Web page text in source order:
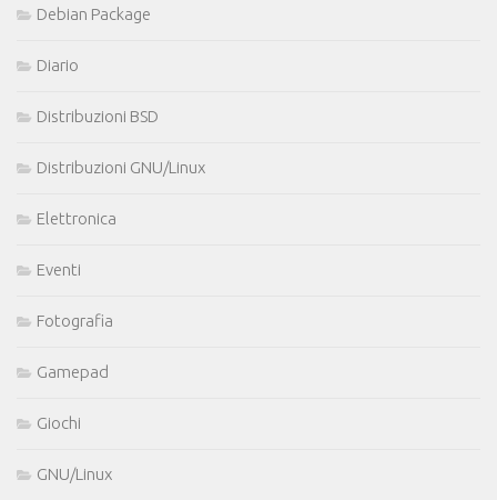
Debian Package
Diario
Distribuzioni BSD
Distribuzioni GNU/Linux
Elettronica
Eventi
Fotografia
Gamepad
Giochi
GNU/Linux